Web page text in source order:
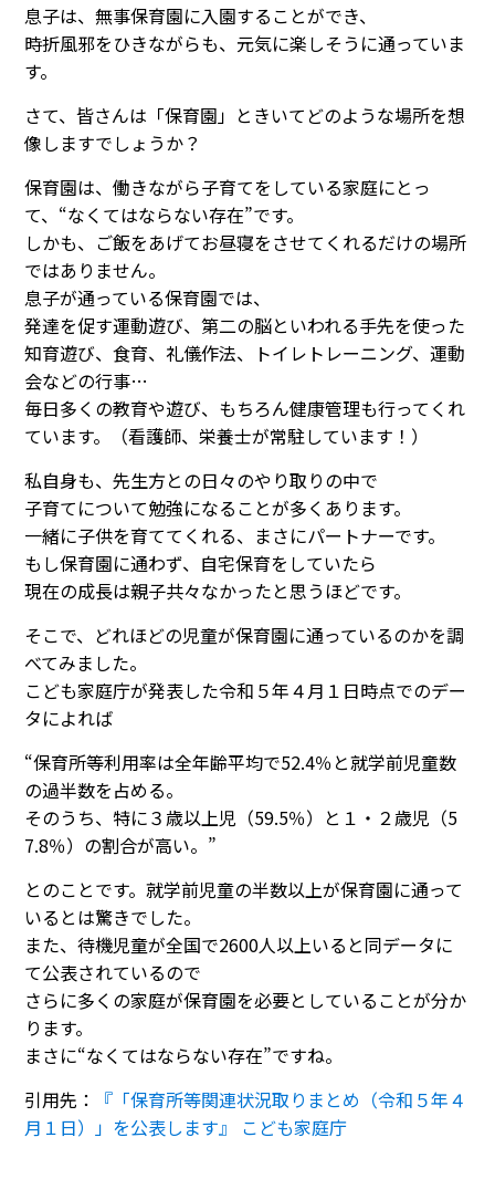
息子は、無事保育園に入園することができ、
時折風邪をひきながらも、元気に楽しそうに通っていま
す。
さて、皆さんは「保育園」ときいてどのような場所を想
像しますでしょうか？
保育園は、働きながら子育てをしている家庭にとっ
て、“なくてはならない存在”です。
しかも、ご飯をあげてお昼寝をさせてくれるだけの場所
ではありません。
息子が通っている保育園では、
発達を促す運動遊び、第二の脳といわれる手先を使った
知育遊び、食育、礼儀作法、トイレトレーニング、運動
会などの行事…
毎日多くの教育や遊び、もちろん健康管理も行ってくれ
ています。（看護師、栄養士が常駐しています！）
私自身も、先生方との日々のやり取りの中で
子育てについて勉強になることが多くあります。
一緒に子供を育ててくれる、まさにパートナーです。
もし保育園に通わず、自宅保育をしていたら
現在の成長は親子共々なかったと思うほどです。
そこで、どれほどの児童が保育園に通っているのかを調
べてみました。
こども家庭庁が発表した令和５年４月１日時点でのデー
タによれば
“保育所等利用率は全年齢平均で52.4％と就学前児童数
の過半数を占める。
そのうち、特に３歳以上児（59.5％）と１・２歳児（5
7.8％）の割合が高い。”
とのことです。就学前児童の半数以上が保育園に通って
いるとは驚きでした。
また、待機児童が全国で2600人以上いると同データに
て公表されているので
さらに多くの家庭が保育園を必要としていることが分か
ります。
まさに“なくてはならない存在”ですね。
引用先：
『「保育所等関連状況取りまとめ（令和５年４
月１日）」を公表します』 こども家庭庁